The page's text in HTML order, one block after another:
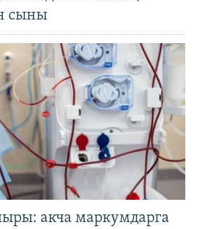
сыны
акча маркумдарга